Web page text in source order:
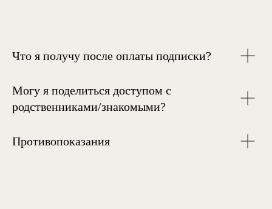
Что я получу после оплаты подписки?
Могу я поделиться доступом с
родственниками/знакомыми?
Противопоказания